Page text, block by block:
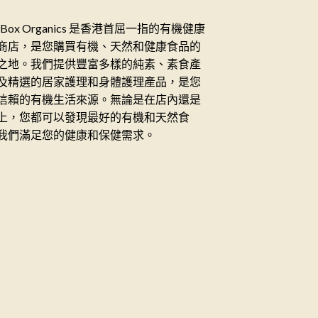
Organics 是香港首屈一指的有機健康
店，是您購買有機、天然和健康食品的
地。我們提供豐富多樣的純素、素食產
精選的居家護理和身體護理產品，是您
賴的有機生活來源。無論是在店內還是
，您都可以發現最好的有機和天然食
們滿足您的健康和保健需求。